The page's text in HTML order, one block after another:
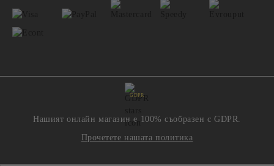
GDPR
Нашият онлайн магазин е 100% съобразен с GDPR.
Прочетете нашата политика